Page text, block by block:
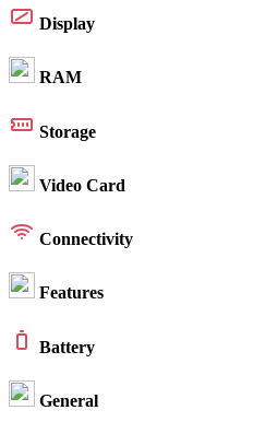
Display
RAM
Storage
Video Card
Connectivity
Features
Battery
General